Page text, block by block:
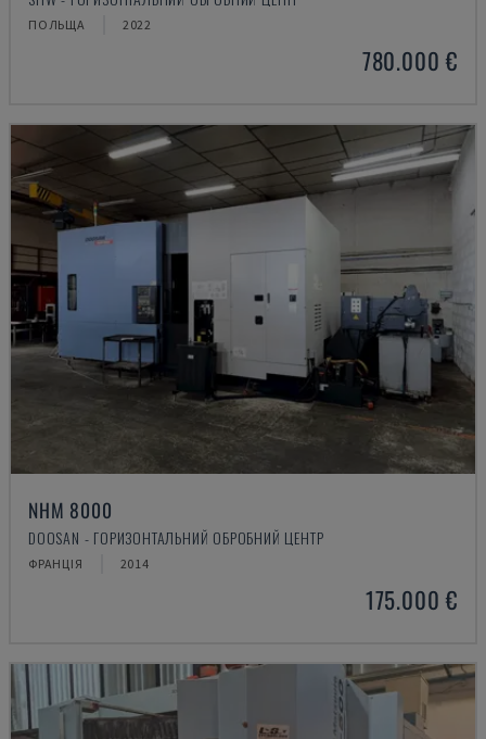
ПОЛЬЩА 2022
780.000 €
NHM 8000
DOOSAN - ГОРИЗОНТАЛЬНИЙ ОБРОБНИЙ ЦЕНТР
ФРАНЦІЯ 2014
175.000 €